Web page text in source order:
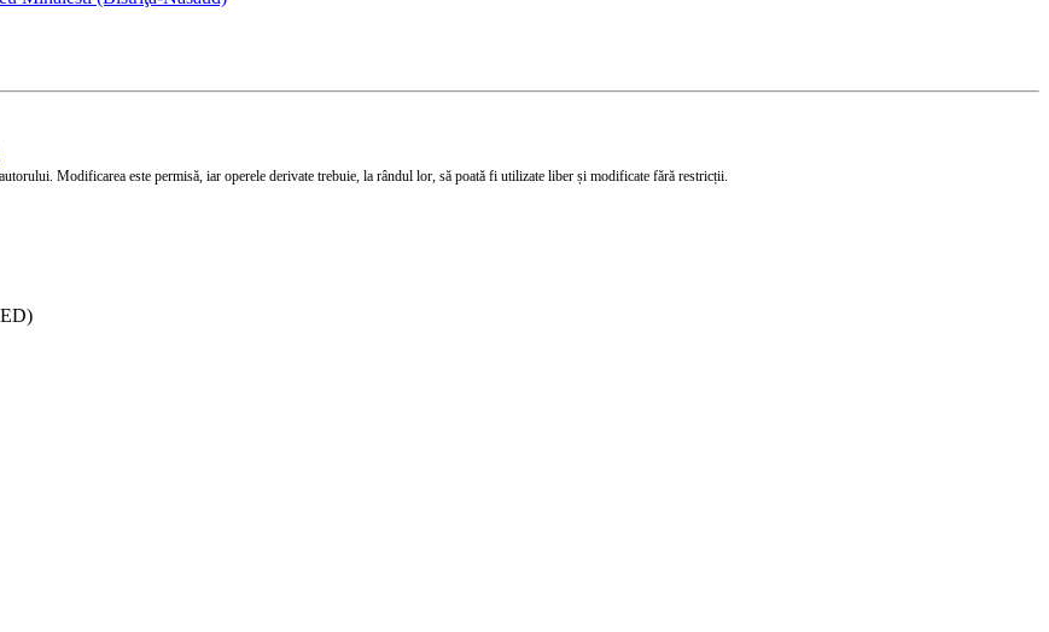
Modificarea este permisă, iar operele derivate trebuie, la rândul lor, să poată fi utilizate liber și modificate fără restricții.